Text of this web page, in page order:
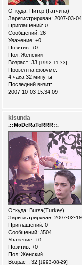
Откуда: Питер (Гатчина)
Зарегистрирован: 2007-03-04
Приглашений: 0
Сообщений: 26
Уважение: +0
Позитив: +0
Пол: Женский
Возраст: 33 [1992-11-23]
Провел на форуме:
4 часа 32 минуты
Последний визит:
2007-10-03 15:34:09
kisunda
.::MoDeRaToRRR::.
Откуда: Bursa(Turkey)
Зарегистрирован: 2007-02-19
Приглашений: 0
Сообщений: 3504
Уважение: +0
Позитив: +0
Пол: Женский
Возраст: 32 [1993-08-29]